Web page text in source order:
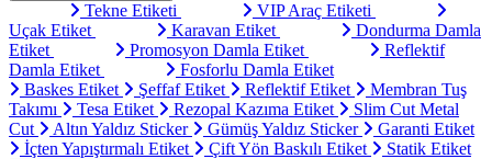
Tekne Etiketi
VIP Araç Etiketi
Uçak Etiket
Karavan Etiket
Dondurma Damla
Etiket
Promosyon Damla Etiket
Reflektif
Damla Etiket
Fosforlu Damla Etiket
Baskes Etiket
Şeffaf Etiket Reflektif Etiket
Membran Tuş
Takımı
Tesa Etiket Rezopal Kazıma Etiket
Slim Cut Metal
Cut
Altın Yaldız Sticker Gümüş Yaldız Sticker
Garanti Etiket
İçten Yapıştırmalı Etiket
Çift Yön Baskılı Etiket Statik Etiket